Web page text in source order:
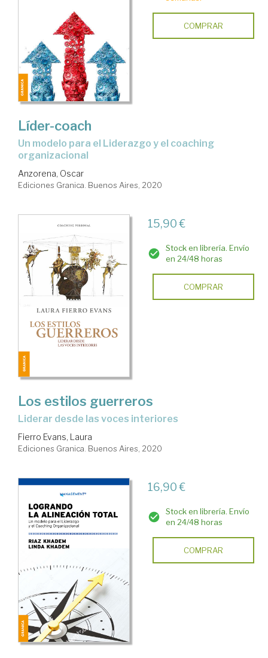
COMPRAR
Líder-coach
un modelo para el Liderazgo y el coaching
organizacional
Anzorena, Oscar
Ediciones Granica. Buenos Aires, 2020
15,90 €
Stock en librería. Envío
en 24/48 horas
COMPRAR
Los estilos guerreros
liderar desde las voces interiores
Fierro Evans, Laura
Ediciones Granica. Buenos Aires, 2020
16,90 €
Stock en librería. Envío
en 24/48 horas
COMPRAR